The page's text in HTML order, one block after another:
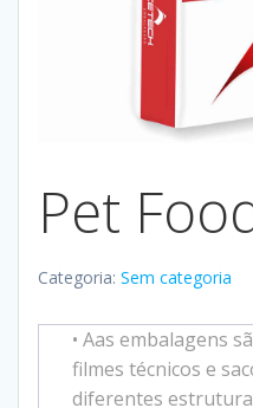
Pet
Categoria: Sem categoria
• Aas embalagens
filmes técnicos e
diferentes